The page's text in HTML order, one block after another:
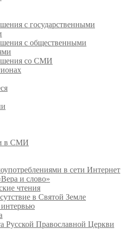
с государственными
с общественными
со СМИ
в СМИ
в сети Интернет
и слово»
чтения
в Святой Земле
Русской Православной Церкви